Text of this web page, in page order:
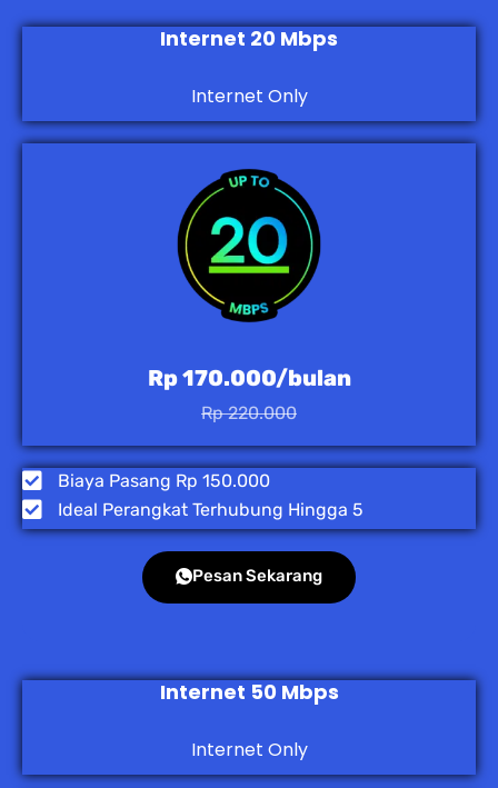
Internet 20 Mbps
Internet Only
Rp 170.000/bulan
Rp 220.000
Biaya Pasang Rp 150.000
Ideal Perangkat Terhubung Hingga 5
Pesan Sekarang
Internet 50 Mbps
Internet Only